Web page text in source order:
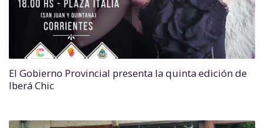
El Gobierno Provincial presenta la quinta edición de
Iberá Chic